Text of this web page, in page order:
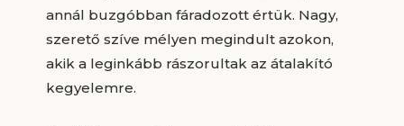
annál buzgóbban fáradozott értük. Nagy,
szerető szíve mélyen megindult azokon,
akik a leginkább rászorultak az átalakító
kegyelemre.